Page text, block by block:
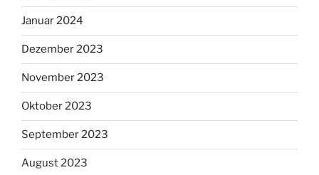
Januar 2024
Dezember 2023
November 2023
Oktober 2023
September 2023
August 2023